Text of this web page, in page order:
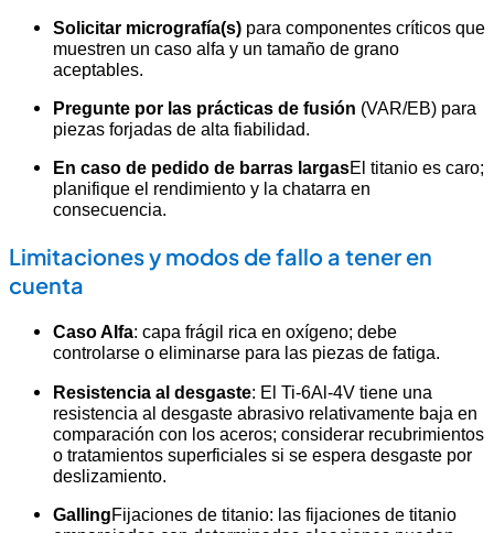
Solicitar micrografía(s) para componentes críticos que
muestren un caso alfa y un tamaño de grano
aceptables.
Pregunte por las prácticas de fusión (VAR/EB) para
piezas forjadas de alta fiabilidad.
En caso de pedido de barras largasEl titanio es caro;
planifique el rendimiento y la chatarra en
consecuencia.
Limitaciones y modos de fallo a tener en
cuenta
Caso Alfa: capa frágil rica en oxígeno; debe
controlarse o eliminarse para las piezas de fatiga.
Resistencia al desgaste: El Ti-6Al-4V tiene una
resistencia al desgaste abrasivo relativamente baja en
comparación con los aceros; considerar recubrimientos
o tratamientos superficiales si se espera desgaste por
deslizamiento.
GallingFijaciones de titanio: las fijaciones de titanio